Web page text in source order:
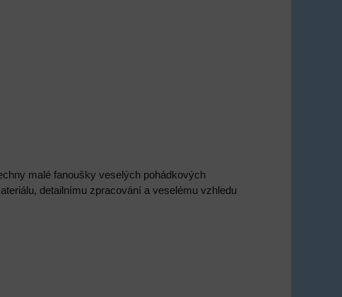
malé fanoušky veselých pohádkových
detailnímu zpracování a veselému vzhledu